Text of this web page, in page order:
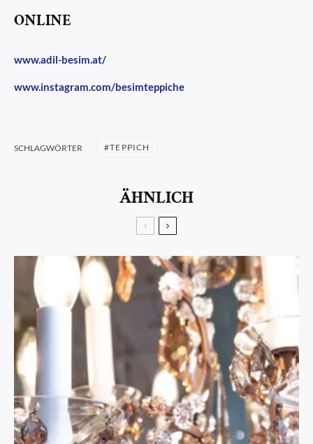
ONLINE
www.adil-besim.at/
www.instagram.com/besimteppiche
SCHLAGWÖRTER TEPPICH
ÄHNLICH